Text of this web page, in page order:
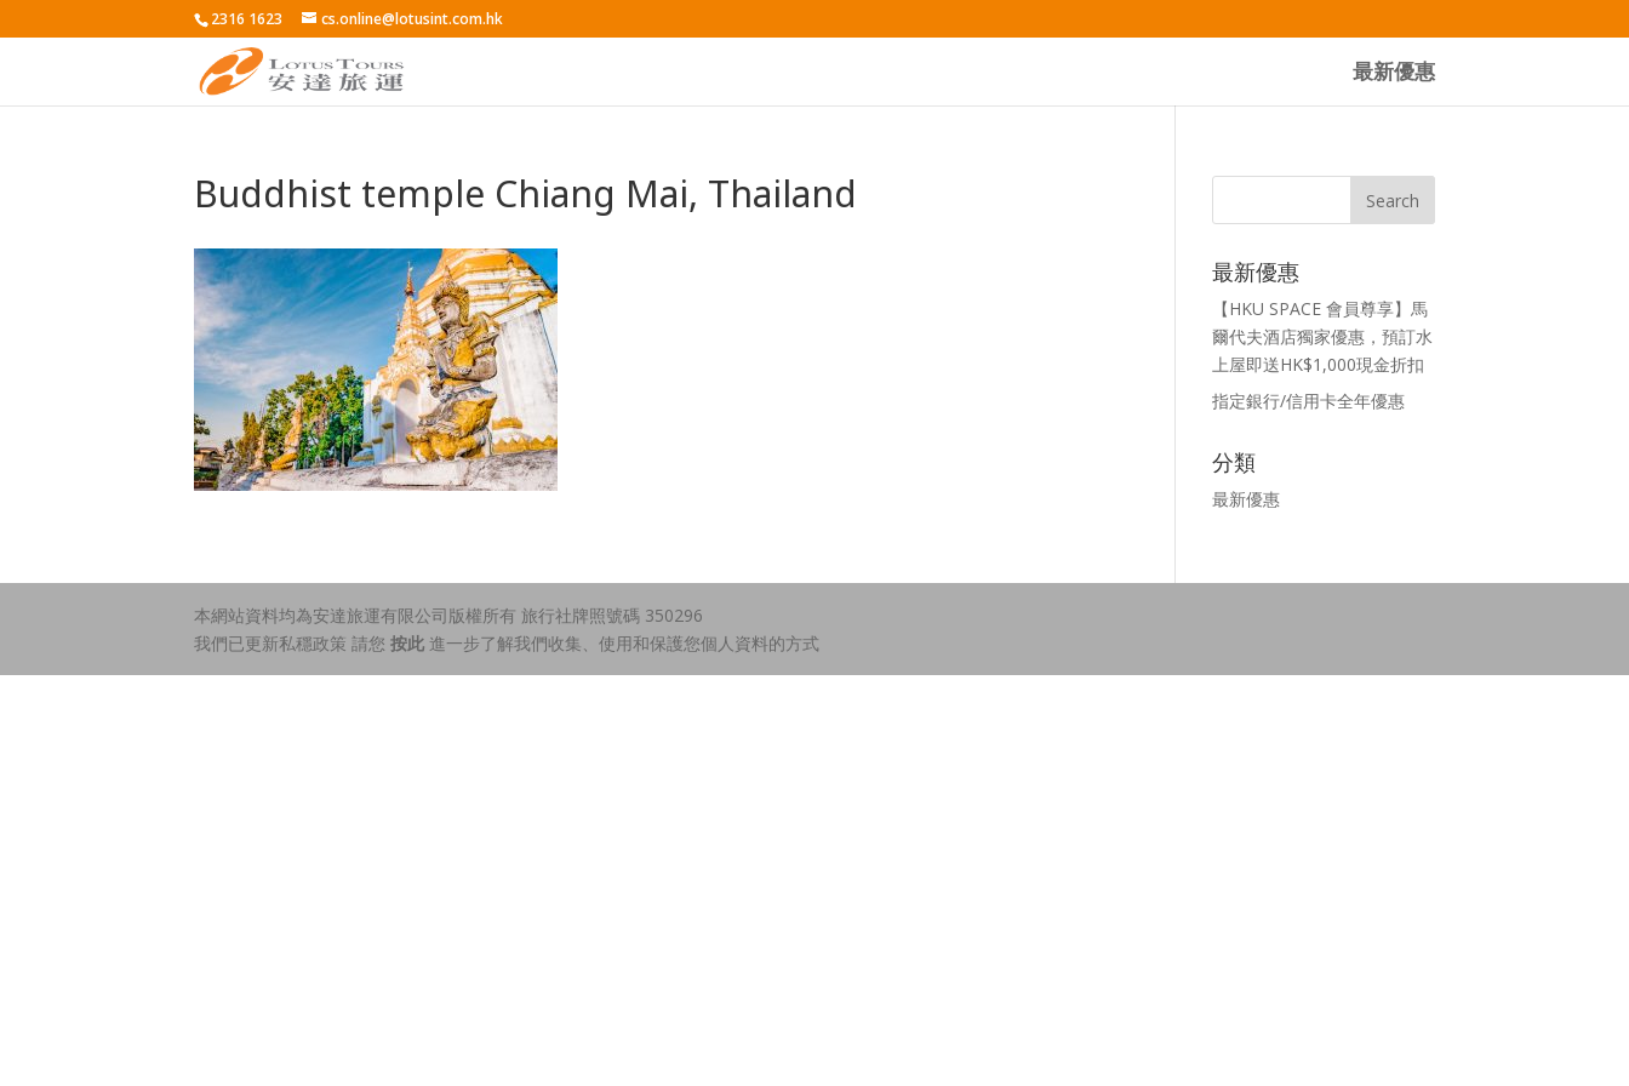
2316 1623 cs.online@lotusint.com.hk
最新優惠
Buddhist temple Chiang Mai, Thailand
最新優惠
【HKU SPACE 會員尊享】馬
爾代夫酒店獨家優惠，預訂水
上屋即送HK$1,000現金折扣
指定銀行/信用卡全年優惠
分類
最新優惠
本網站資料均為安達旅運有限公司版權所有 旅行社牌照號碼 350296
我們已更新私穩政策 請您 按此 進一步了解我們收集、使用和保護您個人資料的方式